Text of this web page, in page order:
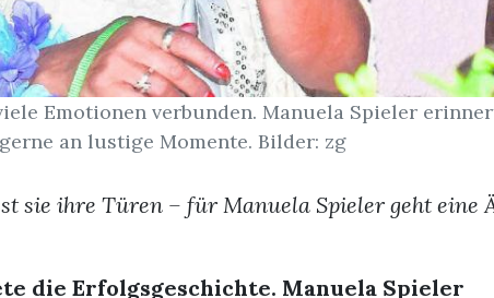
Emotionen verbunden. Manuela Spieler
an lustige Momente. Bilder: zg
sie ihre Türen – für Manuela Spieler geht eine
die Erfolgsgeschichte. Manuela Spieler